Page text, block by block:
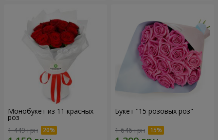
Монобукет из 11 красных
роз
1 449 грн
Букет "15 розовых роз"
1 646 грн